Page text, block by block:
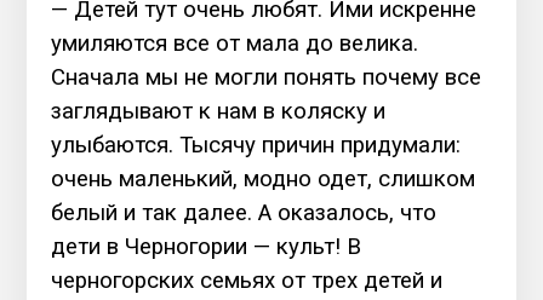
— Детей тут очень любят. Ими искренне
умиляются все от мала до велика.
Сначала мы не могли понять почему все
заглядывают к нам в коляску и
улыбаются. Тысячу причин придумали:
очень маленький, модно одет, слишком
белый и так далее. А оказалось, что
дети в Черногории — культ! В
черногорских семьях от трех детей и